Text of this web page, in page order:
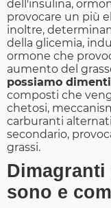
dell'insulina,
provocare un più
inoltre,
della glicemia,
ormone che
aumento del
possiamo
composti che
chetosi,
carburanti
secondario,
grassi.
sono e